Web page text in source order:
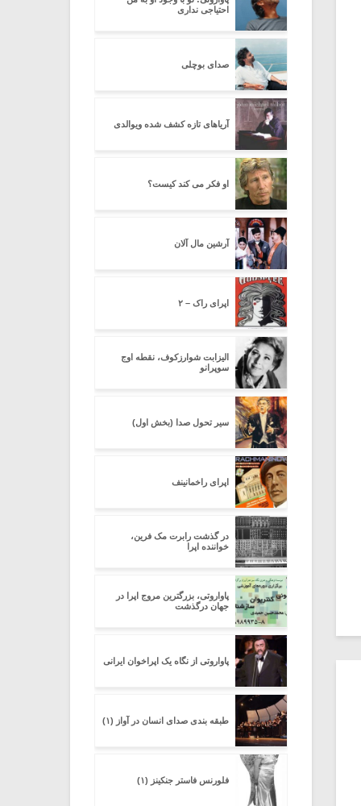
احتیاجی نداری
صدای بوچلی
آریاهای تازه کشف شده ویوالدی
او فکر می کند کیست؟
آرشین مال آلان
اپرای راک – ۲
الیزابت شوارزکوف، نقطه اوج
سوپرانو
سیر تحول صدا (بخش اول)
اپرای راخمانینف
در گذشت رابرت مک فرین،
خواننده اپرا
پاواروتی، بزرگترین مروج اپرا در
جهان درگذشت
پاواروتی از نگاه یک اپراخوان ایرانی
طبقه بندی صدای انسان در آواز (۱)
فلورنس فاستر جنکینز (۱)